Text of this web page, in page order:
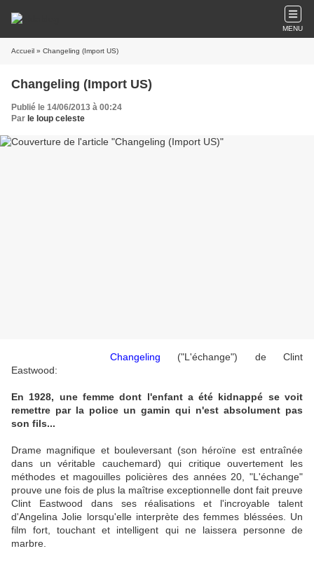
MENU
Accueil » Changeling (Import US)
Changeling (Import US)
Publié le 14/06/2013 à 00:24
Par le loup celeste
Changeling ("L'échange") de Clint
Eastwood:
En 1928, une femme dont l'enfant a été kidnappé se voit
remettre par la police un gamin qui n'est absolument pas
son fils...
Drame magnifique et bouleversant (son héroïne est entraînée
dans un véritable cauchemard) qui critique ouvertement les
méthodes et magouilles policières des années 20, "L'échange"
prouve une fois de plus la maîtrise exceptionnelle dont fait preuve
Clint Eastwood dans ses réalisations et l'incroyable talent
d'Angelina Jolie lorsqu'elle interprète des femmes bléssées. Un
film fort, touchant et intelligent qui ne laissera personne de
marbre.